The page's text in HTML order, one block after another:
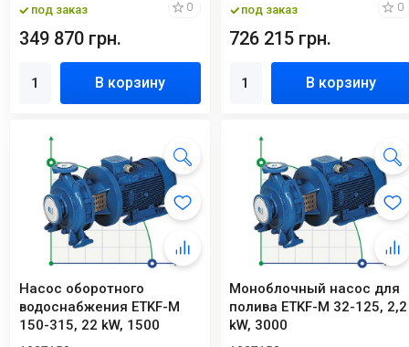
под заказ 0
349 870 грн.
В корзину
под заказ 0
726 215 грн.
В корзину
Насос оборотного
водоснабжения ETKF-M
150-315, 22 kW, 1500
Моноблочный насос для
полива ETKF-M 32-125, 2,2
kW, 3000